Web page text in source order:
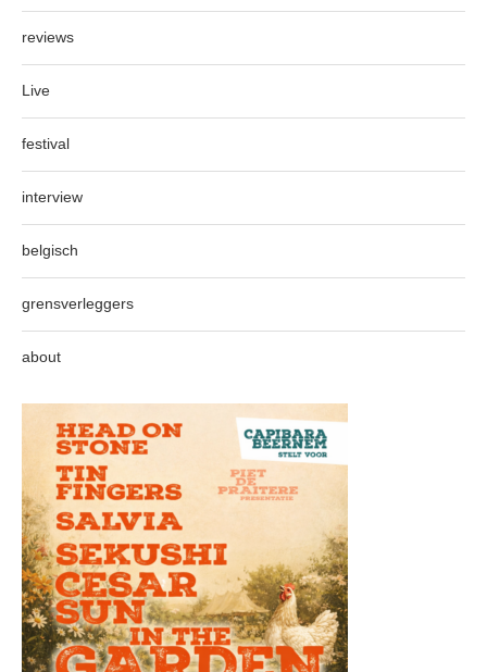
reviews
Live
festival
interview
belgisch
grensverleggers
about